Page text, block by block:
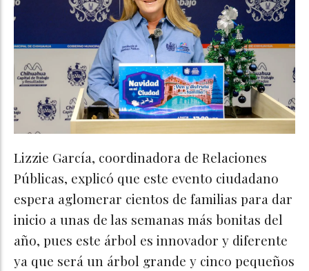
Lizzie García, coordinadora de Relaciones
Públicas, explicó que este evento ciudadano
espera aglomerar cientos de familias para dar
inicio a unas de las semanas más bonitas del
año, pues este árbol es innovador y diferente
ya que será un árbol grande y cinco pequeños